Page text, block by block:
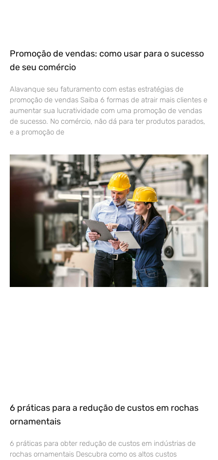
Promoção de vendas: como usar para o sucesso
de seu comércio
Alavanque seu faturamento com estas estratégias de
promoção de vendas Saiba 6 formas de atrair mais clientes e
aumentar sua lucratividade com uma promoção de vendas
de sucesso. No comércio, não dá para ter produtos parados,
e a promoção de
6 práticas para a redução de custos em rochas
ornamentais
6 práticas para obter redução de custos em indústrias de
rochas ornamentais Descubra como os altos custos